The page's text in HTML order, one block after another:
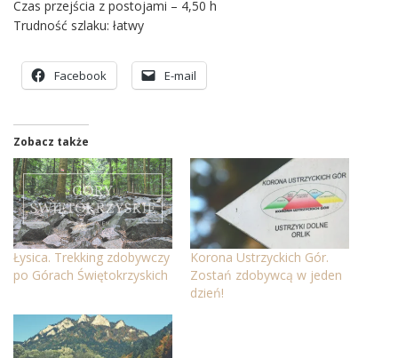
Czas przejścia z postojami – 4,50 h
Trudność szlaku: łatwy
Facebook E-mail
Zobacz także
Łysica. Trekking zdobywczy
po Górach Świętokrzyskich
Korona Ustrzyckich Gór.
Zostań zdobywcą w jeden
dzień!